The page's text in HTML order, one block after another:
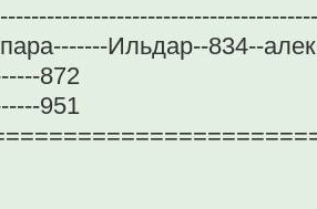
Ильдар--834--
872
951